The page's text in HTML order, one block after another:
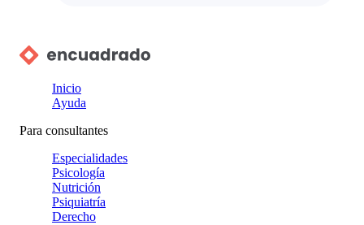
Inicio
Ayuda
Para consultantes
Especialidades
Psicología
Nutrición
Psiquiatría
Derecho